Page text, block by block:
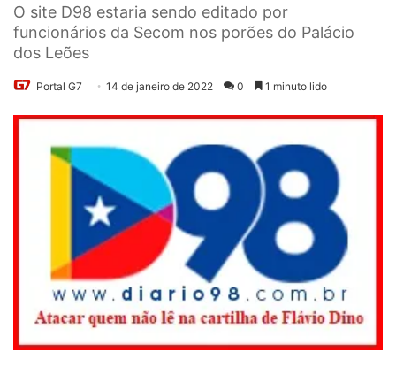
O site D98 estaria sendo editado por
funcionários da Secom nos porões do Palácio
dos Leões
Portal G7 14 de janeiro de 2022 0 1 minuto lido